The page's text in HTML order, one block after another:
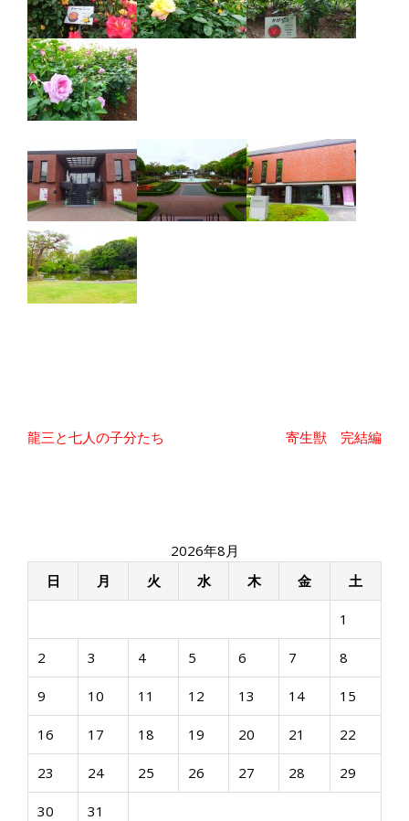
投
シ
ン
龍三と七人の子分たち 寄生獣 完結編
2026年8月
日
月 火 水 木 金 土
1
2 3 4 5 6 7 8
9 10 11 12 13 14 15
16 17 18 19 20 21 22
23 24 25 26 27 28 29
30 31